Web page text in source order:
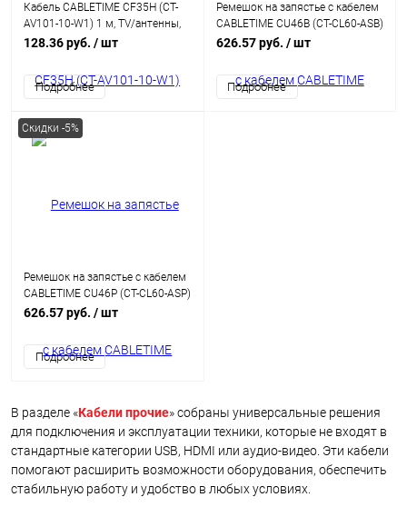
Кабель CABLETIME CF35H (CT-
AV101-10-W1) 1 м, TV/антенны,
90 градусов, 75 Ом, белый
128.36 руб. / шт
Подробнее
Ремешок на запястье с кабелем
CABLETIME CU46B (CT-CL60-ASB)
0.3м USB-C PD60W черный
626.57 руб. / шт
Подробнее
Скидки -5%
Ремешок на запястье с кабелем
CABLETIME CU46P (CT-CL60-ASP)
0.3м USB-C PD60W фиолетовый
626.57 руб. / шт
Подробнее
В разделе «Кабели прочие» собраны универсальные решения
для подключения и эксплуатации техники, которые не входят в
стандартные категории USB, HDMI или аудио‑видео. Эти кабели
помогают расширить возможности оборудования, обеспечить
стабильную работу и удобство в любых условиях.